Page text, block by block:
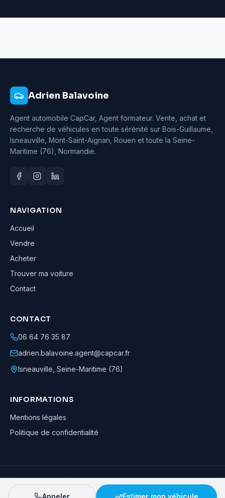
Adrien Balavoine
Agent automobile CapCar, Agent formateur. Vente, achat et
recherche de véhicules en toute sérénité sur Bois-Guillaume,
Isneauville, Mont-Saint-Aignan, Rouen et toute la Seine-
Maritime (76), Normandie.
NAVIGATION
Accueil
Vendre
Acheter
Trouver ma voiture
Contact
CONTACT
06 64 76 35 87
adrien.balavoine.agent@capcar.fr
Isneauville Seine-Maritime (76)
INFORMATIONS
Mentions légales
Politique de confidentialité
Adrien Balavoine—Agent automobile CapCar, Agent formateur· ©
· Tous droits réservés
Appeler Estimer mon véhicule